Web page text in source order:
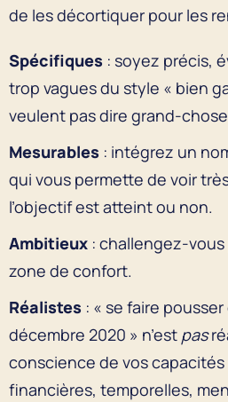
de les décortiquer pour les
Spécifiques : soyez précis,
trop vagues du style « bien
veulent pas dire grand-
Mesurables : intégrez un
qui vous permette de voir
l’objectif est atteint ou non.
Ambitieux : challengez-
zone de confort.
Réalistes : « se faire
décembre 2020 » n’est pas
conscience de vos
financières, temporelles,